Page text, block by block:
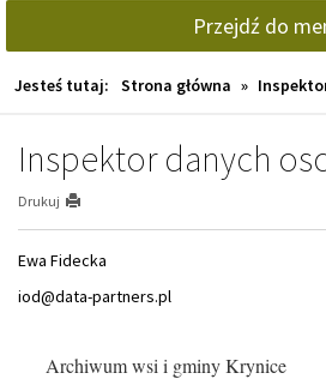
Przejdź do
Jesteś tutaj: Strona główna »
Inspektor danych
Drukuj
Ewa Fidecka
iod@data-partners.pl
Menu
Archiwum wsi i gminy Krynice